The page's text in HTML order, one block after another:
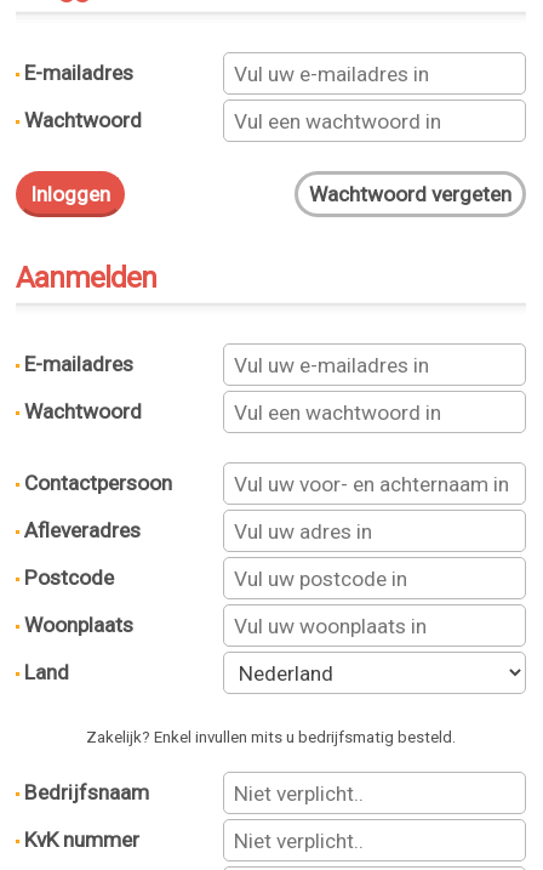
E-mailadres
Wachtwoord
Aanmelden
E-mailadres
Wachtwoord
Contactpersoon
Afleveradres
Postcode
Woonplaats
Land
Zakelijk? Enkel invullen mits u bedrijfsmatig besteld.
Bedrijfsnaam
KvK nummer